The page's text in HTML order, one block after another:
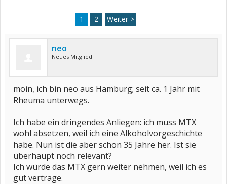
1 2 Weiter >
neo
Neues Mitglied
moin, ich bin neo aus Hamburg; seit ca. 1 Jahr mit
Rheuma unterwegs.
Ich habe ein dringendes Anliegen: ich muss MTX
wohl absetzen, weil ich eine Alkoholvorgeschichte
habe. Nun ist die aber schon 35 Jahre her. Ist sie
überhaupt noch relevant?
Ich würde das MTX gern weiter nehmen, weil ich es
gut vertrage.